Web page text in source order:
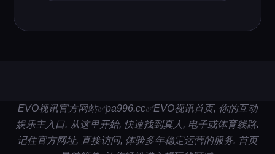
EVO视讯官方网站✅pa996.cc✅EVO视讯首页, 你的互动
娱乐主入口. 从这里开始, 快速找到真人, 电子或体育线路.
记住官方网址, 直接访问, 体验多年稳定运营的服务. 首页